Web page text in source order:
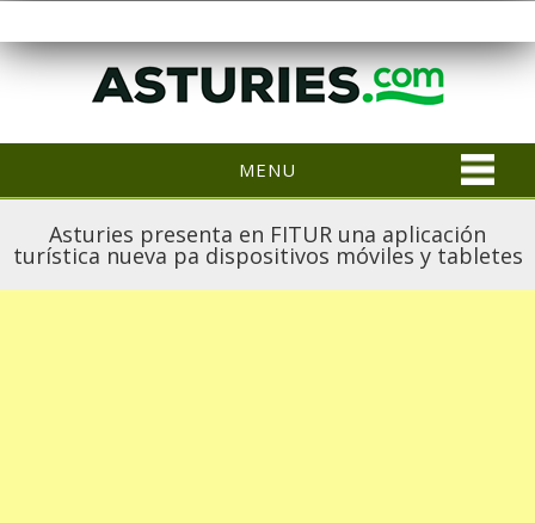
MENU
Asturies presenta en FITUR una aplicación
turística nueva pa dispositivos móviles y tabletes